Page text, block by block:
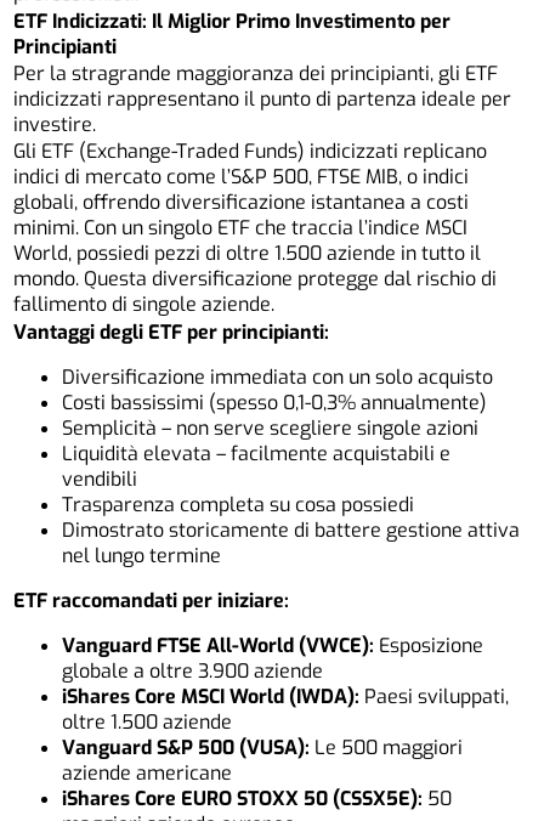
ETF Indicizzati: Il Miglior Primo Investimento per
Principianti
Per la stragrande maggioranza dei principianti, gli ETF
indicizzati rappresentano il punto di partenza ideale per
investire.
Gli ETF (Exchange-Traded Funds) indicizzati replicano
indici di mercato come l’S&P 500, FTSE MIB, o indici
globali, offrendo diversificazione istantanea a costi
minimi. Con un singolo ETF che traccia l’indice MSCI
World, possiedi pezzi di oltre 1.500 aziende in tutto il
mondo. Questa diversificazione protegge dal rischio di
fallimento di singole aziende.
Vantaggi degli ETF per principianti:
Diversificazione immediata con un solo acquisto
Costi bassissimi (spesso 0,1-0,3% annualmente)
Semplicità – non serve scegliere singole azioni
Liquidità elevata – facilmente acquistabili e
vendibili
Trasparenza completa su cosa possiedi
Dimostrato storicamente di battere gestione attiva
nel lungo termine
ETF raccomandati per iniziare:
Vanguard FTSE All-World (VWCE): Esposizione
globale a oltre 3.900 aziende
iShares Core MSCI World (IWDA): Paesi sviluppati,
oltre 1.500 aziende
Vanguard S&P 500 (VUSA): Le 500 maggiori
aziende americane
iShares Core EURO STOXX 50 (CSSX5E): 50